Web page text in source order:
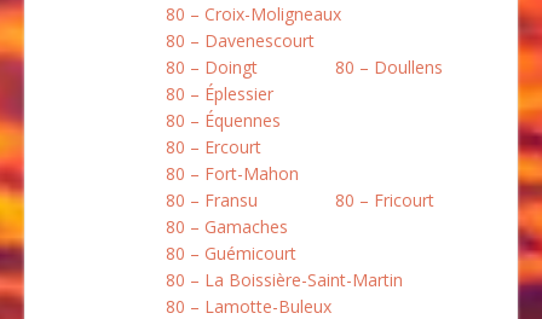
80 – Croix-Moligneaux
80 – Davenescourt
80 – Doingt
80 – Doullens
80 – Éplessier
80 – Équennes
80 – Ercourt
80 – Fort-Mahon
80 – Fransu
80 – Fricourt
80 – Gamaches
80 – Guémicourt
80 – La Boissière-Saint-Martin
80 – Lamotte-Buleux